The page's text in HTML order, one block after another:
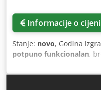
Informacije o cijeni
Stanje: novo, Godina
potpuno funkcionalan,